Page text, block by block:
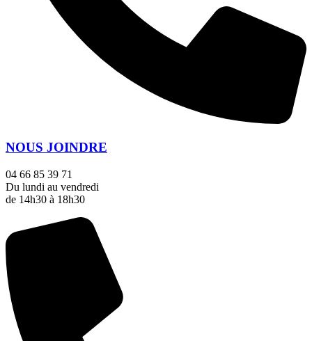
NOUS JOINDRE
04 66 85 39 71
Du lundi au vendredi
de 14h30 à 18h30